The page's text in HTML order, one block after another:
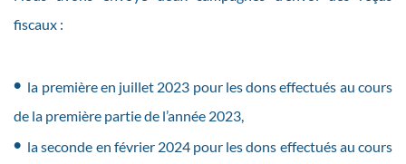
fiscaux :
• la première en juillet 2023 pour les dons effectués au cours
de la première partie de l’année 2023,
• la seconde en février 2024 pour les dons effectués au cours